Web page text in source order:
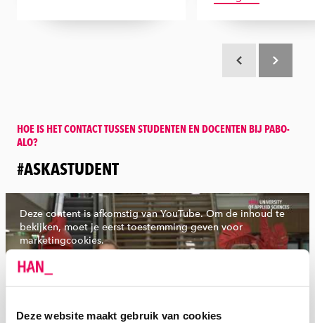
Deze website maakt gebruik van cookies
HOE IS HET CONTACT TUSSEN STUDENTEN EN DOCENTEN BIJ PABO-
ALO?
:
#ASKASTUDENT
Deze content is afkomstig van YouTube. Om de inhoud te
bekijken, moet je eerst toestemming geven voor
marketingcookies.
Open cookievoorkeuren